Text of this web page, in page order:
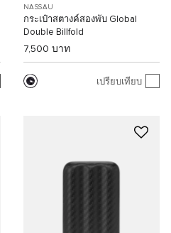
NASSAU
กระเป๋าสตางค์สองพับ Global
Double Billfold
7,500 บาท
เปรียบเทียบ